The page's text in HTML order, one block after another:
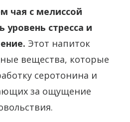
чая с мелиссой
уровень стресса и
Этот напиток
вещества, которые
серотонина и
за ощущение